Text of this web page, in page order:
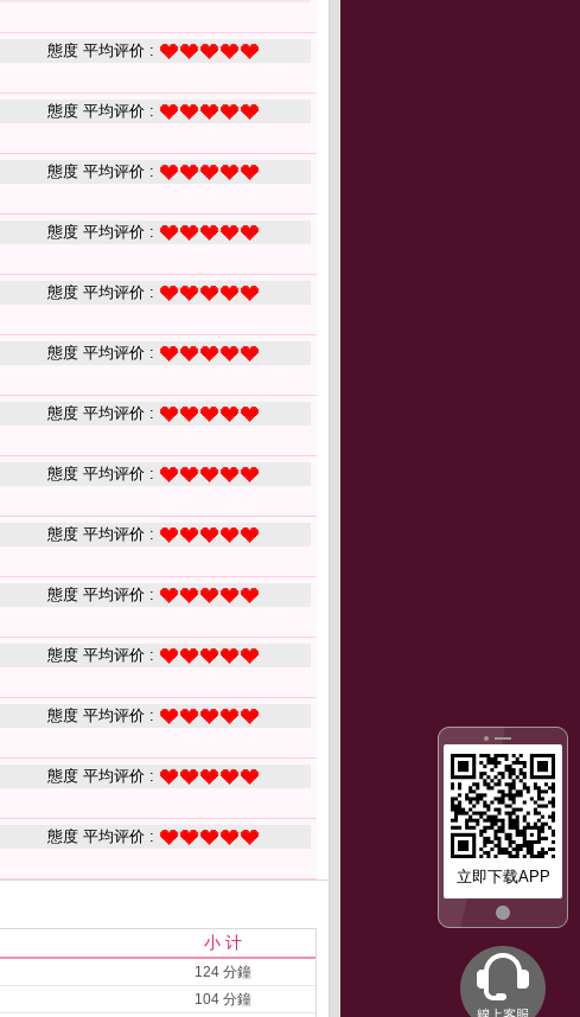
立即下载APP
態度 平均评价 :
態度 平均评价 :
態度 平均评价 :
態度 平均评价 :
態度 平均评价 :
態度 平均评价 :
態度 平均评价 :
態度 平均评价 :
態度 平均评价 :
態度 平均评价 :
態度 平均评价 :
態度 平均评价 :
態度 平均评价 :
態度 平均评价 :
小 计
124 分鐘
104 分鐘